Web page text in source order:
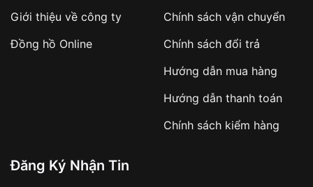
hàng
Số tiền còn lại thanh toán khi nhận hàng hoặc
✔️ Đảm bảo xử lý đơn hàng nhanh chóng
✔️ Hạn chế tình trạng hủy đơn không mong
Từ khóa SEO:
Giới thiệu về công ty
Đồng hồ Online
Chính sách vận chuyển
Chính sách đổi trả
Hướng dẫn mua hàng
Hướng dẫn thanh toán
Chính sách kiểm hàng
Đăng Ký Nhận Tin